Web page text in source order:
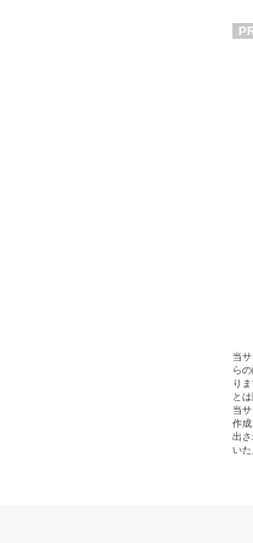
当
ら
り
と
当
作
出
いた